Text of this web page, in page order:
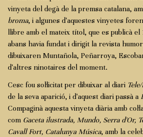
vinyeta del degà de la premsa catalana,
broma, i algunes d'aquestes vinyetes
llibre amb el mateix títol, que es publicà el
abans havia fundat i dirigit la revista
dibuixaren Muntañola, Peñarroya,
d'altres ninotaires del moment.
Cesc fou sol·licitat per dibuixar al diari
de la seva aparició, i d'aquest diari passà a
Compaginà aquesta vinyeta diària amb
com Gaceta ilustrada, Mundo, Serra d'Or,
Cavall Fort, Catalunya Música, amb la